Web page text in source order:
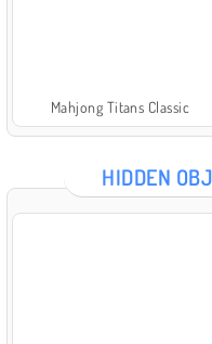
Mahjong Titans Classic
HIDDEN